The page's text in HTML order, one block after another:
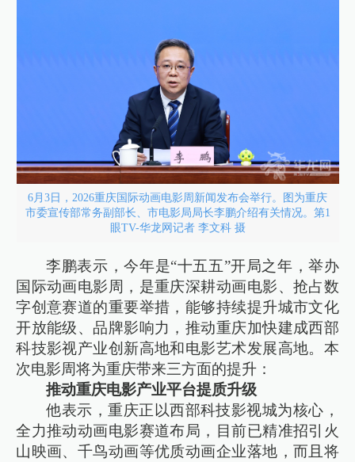
6月3日，2026重庆国际动画电影周新闻发布会举行。图为重庆
市委宣传部常务副部长、市电影局局长李鹏介绍有关情况。第1
眼TV-华龙网记者 李文科 摄
李鹏表示，今年是“十五五”开局之年，举办
国际动画电影周，是重庆深耕动画电影、抢占数
字创意赛道的重要举措，能够持续提升城市文化
开放能级、品牌影响力，推动重庆加快建成西部
科技影视产业创新高地和电影艺术发展高地。本
次电影周将为重庆带来三方面的提升：
推动重庆电影产业平台提质升级
他表示，重庆正以西部科技影视城为核心，
全力推动动画电影赛道布局，目前已精准招引火
山映画、千鸟动画等优质动画企业落地，而且将